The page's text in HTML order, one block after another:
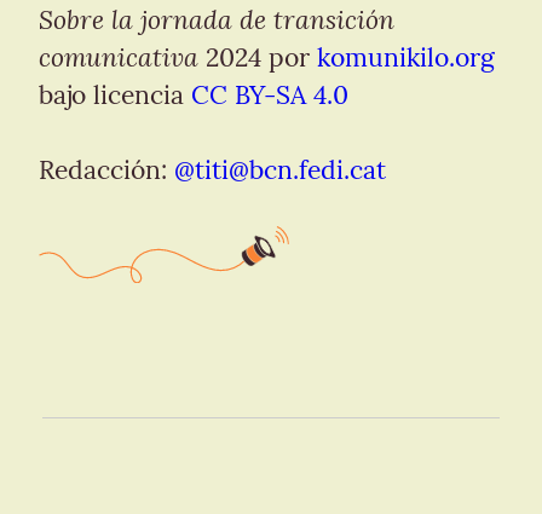
Sobre la jornada de transición
comunicativa 2024 por komunikilo.org
bajo licencia CC BY-SA 4.0
Redacción: @titi@bcn.fedi.cat